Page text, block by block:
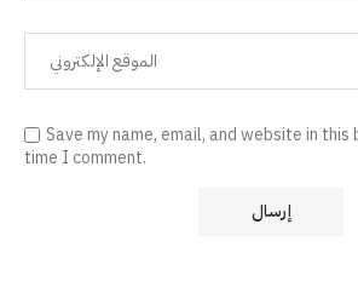
Save my name, email, and website in
time I comment.